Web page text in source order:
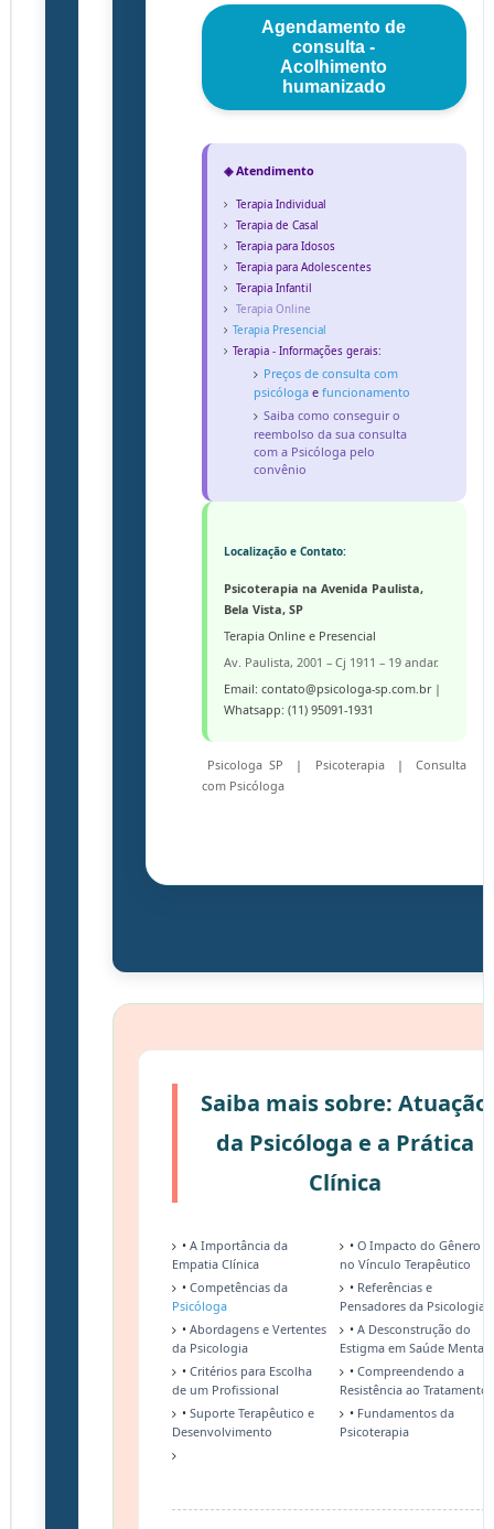
Agendamento de
consulta -
Acolhimento
humanizado
◈ Atendimento
Terapia Individual
Terapia de Casal
Terapia para Idosos
Terapia para Adolescentes
Terapia Infantil
Terapia Online
Terapia Presencial
Terapia - Informações gerais:
Preços de consulta com
psicóloga efuncionamento
Saiba como conseguir o
reembolso da sua consulta
com a Psicóloga pelo
convênio
Localização e Contato:
Psicoterapia na Avenida Paulista,
Bela Vista, SP
Terapia Online e Presencial
Av. Paulista, 2001 – Cj 1911 – 19 andar.
Email: contato@psicologa-sp.com.br |
Whatsapp: (11) 95091-1931
Psicologa SP | Psicoterapia |
Consulta
com Psicóloga
Saiba mais sobre: Atuação
da Psicóloga e a Prática
Clínica
• A Importância da
Empatia Clínica
• Competências da
Psicóloga
• Abordagens e Vertentes
da Psicologia
• Critérios para Escolha
de um Profissional
• Suporte Terapêutico e
Desenvolvimento
• O Impacto do Gênero
no Vínculo Terapêutico
• Referências e
Pensadores da Psicologia
• A Desconstrução do
Estigma em Saúde Mental
• Compreendendo a
Resistência ao Tratamento
• Fundamentos da
Psicoterapia